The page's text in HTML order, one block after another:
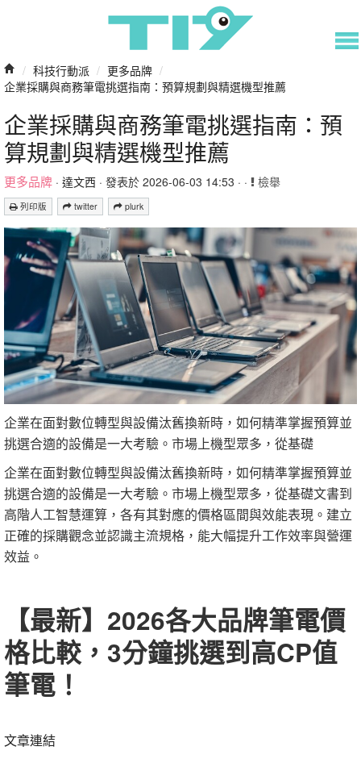
/ 科技行動派 / 更多品牌 /
企業採購與商務筆電挑選指南：預算規劃與精選機型推薦
企業採購與商務筆電挑選指南：預
算規劃與精選機型推薦
更多品牌 · 達文西 · 發表於 2026-06-03 14:53 · · 檢舉
列印版 twitter plurk
企業在面對數位轉型與設備汰舊換新時，如何精準掌握預算並
挑選合適的設備是一大考驗。市場上機型眾多，從基礎
企業在面對數位轉型與設備汰舊換新時，如何精準掌握預算並
挑選合適的設備是一大考驗。市場上機型眾多，從基礎文書到
高階人工智慧運算，各有其對應的價格區間與效能表現。建立
正確的採購觀念並認識主流規格，能大幅提升工作效率與營運
效益。
【最新】2026各大品牌筆電價
格比較，3分鐘挑選到高CP值
筆電！
文章連結